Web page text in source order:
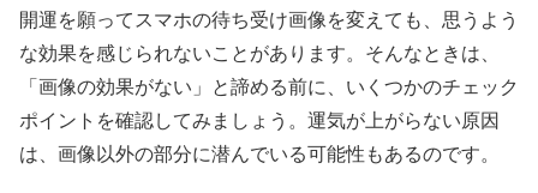
開運を願ってスマホの待ち受け画像を変えても、思うよう
な効果を感じられないことがあります。そんなときは、
「画像の効果がない」と諦める前に、いくつかのチェック
ポイントを確認してみましょう。運気が上がらない原因
は、画像以外の部分に潜んでいる可能性もあるのです。